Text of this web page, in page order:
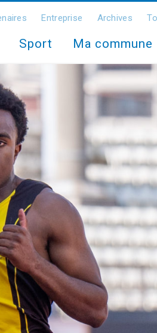
Entreprise Archives
Sport Ma commune